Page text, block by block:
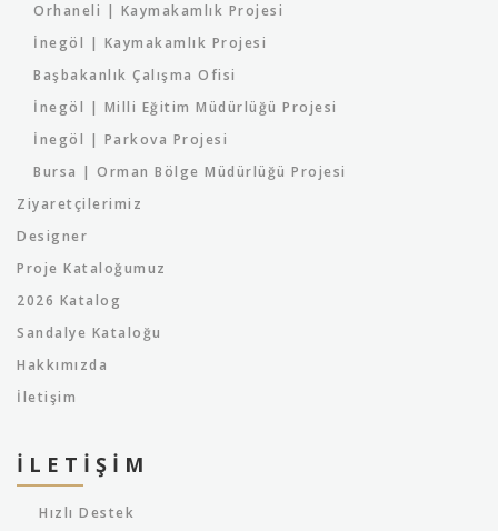
Orhaneli | Kaymakamlık Projesi
İnegöl | Kaymakamlık Projesi
Başbakanlık Çalışma Ofisi
İnegöl | Milli Eğitim Müdürlüğü Projesi
İnegöl | Parkova Projesi
Bursa | Orman Bölge Müdürlüğü Projesi
Ziyaretçilerimiz
Designer
Proje Kataloğumuz
2026 Katalog
Sandalye Kataloğu
Hakkımızda
İletişim
İLETIŞIM
Hızlı Destek